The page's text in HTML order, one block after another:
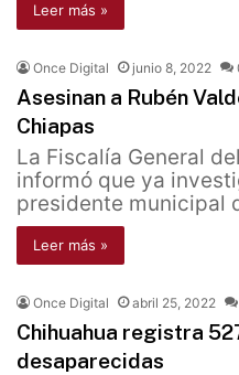
Leer más »
Once Digital junio 8, 2022
Asesinan a Rubén
Chiapas
La Fiscalía General
informó que ya
presidente municipal
Leer más »
Once Digital abril 25, 2022
Chihuahua registra
desaparecidas